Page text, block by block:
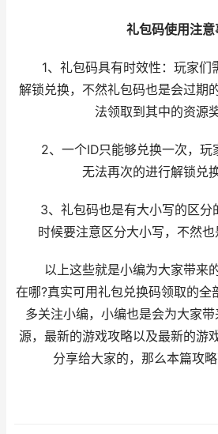
礼包码使用注意
1、礼包码具有时效性：玩家们
解锁兑换，不然礼包码也是会过期
法领取到其中的资源
2、一个ID只能够兑换一次，玩
无法再次的进行解锁兑
3、礼包码也是有大小写的区分
时候要注意区分大小写，不然也
以上这些就是小编为大家带来
在哪?真实可用礼包兑换码领取的全
多关注小编，小编也是会为大家
源，最新的游戏攻略以及最新的游
分享给大家的，那么本篇攻